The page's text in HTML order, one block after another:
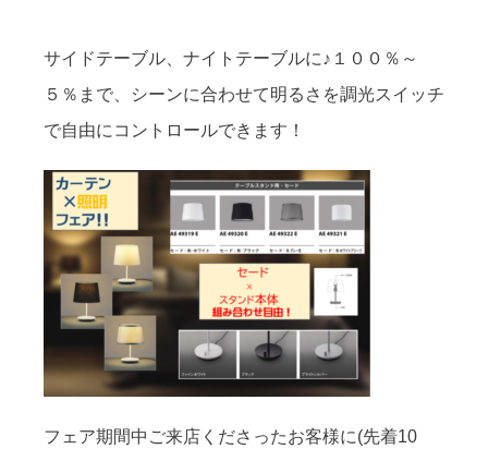
サイドテーブル、ナイトテーブルに♪１００％～
５％まで、シーンに合わせて明るさを調光スイッチ
で自由にコントロールできます！
フェア期間中ご来店くださったお客様に(先着10